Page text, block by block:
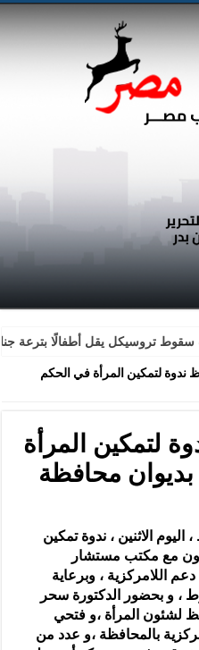
تروسيكل يقل أطفالًا بترعة
ندوة لتمكين المرأة في الحكم
لتمكين المرأة
محافظة
الاثنين ، ندوة تمكين
مع مكتب مستشار
اللامركزية ، وبرعاية
، و بحضور الدكتورة سحر
لشئون المرأة ،و فتحي
بالمحافظة ،و عدد من